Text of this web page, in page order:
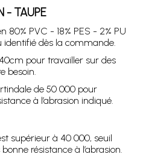
- TAUPE
80% PVC - 18% PES - 2% PU
dès la commande.
pour travailler sur des
besoin.
de 50 000 pour
à l’abrasion indiqué.
supérieur à 40 000, seuil
résistance à l’abrasion.